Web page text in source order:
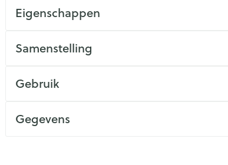
Eigenschappen
Samenstelling
Gebruik
Gegevens